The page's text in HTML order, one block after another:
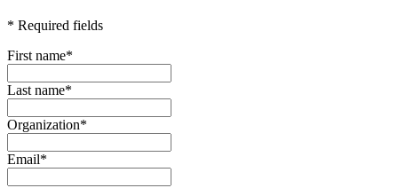
* Required fields
First name*
Last name*
Organization*
Email*